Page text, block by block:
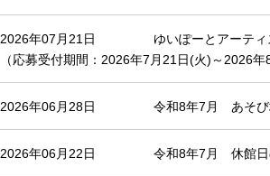
2026年07月21日
ゆいぽーとアーテ
（応募受付期間：2026年7月21日(火)～2026年
2026年06月28日 令和8年7月 あそび
2026年06月22日 令和8年7月 休館日